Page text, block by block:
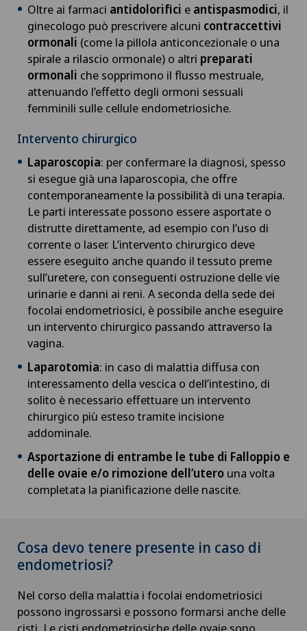
Emorroidi
Endocrinologia
Endometriosi
Ernia del disco cervicale – ernia discale cervicale
Ernia del disco lombare
Ernia del disco toracica
Ernia disco
Farmacia clinica
Fertilità
Fisioterapia
Formazione medico-terapeutica (MTT)
Fratture della spalla
Gastroenterologia ed epatologia
Geriatria acuta
Ginecologia
Oltre ai farmaci antidolorifici e antispasmodici, il
ginecologo può prescrivere alcuni contraccettivi
ormonali (come la pillola anticoncezionale o una
spirale a rilascio ormonale) o altri preparati
ormonali che sopprimono il flusso mestruale,
attenuando l’effetto degli ormoni sessuali
femminili sulle cellule endometriosiche.
Intervento chirurgico
Laparoscopia: per confermare la diagnosi, spesso
si esegue già una laparoscopia, che offre
contemporaneamente la possibilità di una terapia.
Le parti interessate possono essere asportate o
distrutte direttamente, ad esempio con l’uso di
corrente o laser. L’intervento chirurgico deve
essere eseguito anche quando il tessuto preme
sull’uretere, con conseguenti ostruzione delle vie
urinarie e danni ai reni. A seconda della sede dei
focolai endometriosici, è possibile anche eseguire
un intervento chirurgico passando attraverso la
vagina.
Laparotomia: in caso di malattia diffusa con
interessamento della vescica o dell’intestino, di
solito è necessario effettuare un intervento
chirurgico più esteso tramite incisione
addominale.
Asportazione di entrambe le tube di Falloppio e
delle ovaie e/o rimozione dell’utero una volta
completata la pianificazione delle nascite.
Cosa devo tenere presente in caso di
endometriosi?
Nel corso della malattia i focolai endometriosici
possono ingrossarsi e possono formarsi anche delle
cisti. Le cisti endometriosiche delle ovaie sono